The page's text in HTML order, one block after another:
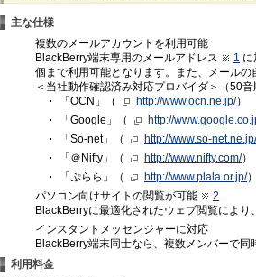
主な仕様
複数のメールアカウントを利用可能
BlackBerry端末専用のメールアドレス
1 に
個まで利用可能となります。また、メール
＜当社動作確認済み対応プロバイダ＞（50
「OCN」（
http://www.ocn.ne.jp/）
「Google」（
http://
「So-net」（
http://www.so-net.ne.jp/
「＠Nifty」（
http://www.nifty.com/）
「ぷらら」（
http://www.plala.or.jp/
パソコン向けサイトの閲覧が可能
2
BlackBerryに最適化されたウェブ閲覧によ
インスタントメッセンジャーに対応
BlackBerry端末同士なら、複数メンバーで
利用料金